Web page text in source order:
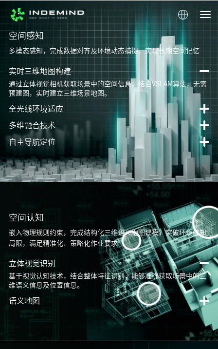
空间感知
多模态感知，完成数据对齐及环境动态捕捉，实现长期空间记忆
实时三维地图构建
通过立体视觉相机获取场景中的空间信息，结合VSLAM算法，无需
预建图，实时建立三维场景地图。
全光线环境适应
多维融合技术
自主导航定位
空间认知
嵌入物理规则约束，完成结构化三维语义地图建模，突破环境感知
局限，满足精准化、策略化作业要求
立体视觉识别
基于视觉认知技术，结合整体特征识别，能够准确获取场景中的三
维语义信息及位置信息。
语义地图